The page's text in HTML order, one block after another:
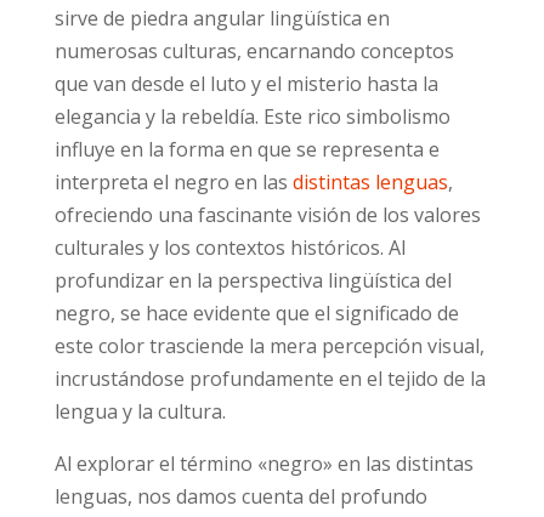
sirve de piedra angular lingüística en
numerosas culturas, encarnando conceptos
que van desde el luto y el misterio hasta la
elegancia y la rebeldía. Este rico simbolismo
influye en la forma en que se representa e
interpreta el negro en las distintas lenguas,
ofreciendo una fascinante visión de los valores
culturales y los contextos históricos. Al
profundizar en la perspectiva lingüística del
negro, se hace evidente que el significado de
este color trasciende la mera percepción visual,
incrustándose profundamente en el tejido de la
lengua y la cultura.
Al explorar el término «negro» en las distintas
lenguas, nos damos cuenta del profundo